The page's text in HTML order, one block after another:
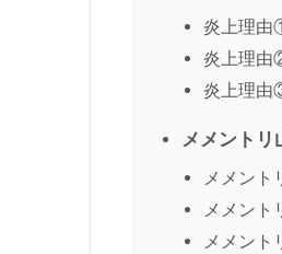
炎上理由
炎上理由
炎上理由
メメントリ
メメント
メメント
メメント